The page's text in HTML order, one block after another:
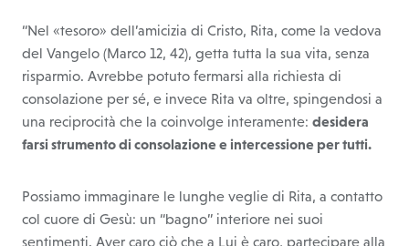
“Nel «tesoro» dell’amicizia di Cristo, Rita, come la vedova
del Vangelo (Marco 12, 42), getta tutta la sua vita, senza
risparmio. Avrebbe potuto fermarsi alla richiesta di
consolazione per sé, e invece Rita va oltre, spingendosi a
una reciprocità che la coinvolge interamente: desidera
farsi strumento di consolazione e intercessione per tutti.
Possiamo immaginare le lunghe veglie di Rita, a contatto
col cuore di Gesù: un “bagno” interiore nei suoi
sentimenti. Aver caro ciò che a Lui è caro, partecipare alla